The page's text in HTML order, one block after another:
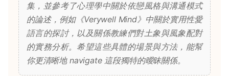
集，並參考了心理學中關於依戀風格與溝通模式
的論述，例如《Verywell Mind》中關於實用性愛
語言的探討，以及關係教練們對土象與風象配對
的實務分析。希望這些具體的場景與方法，能幫
你更清晰地 navigate 這段獨特的曖昧關係。